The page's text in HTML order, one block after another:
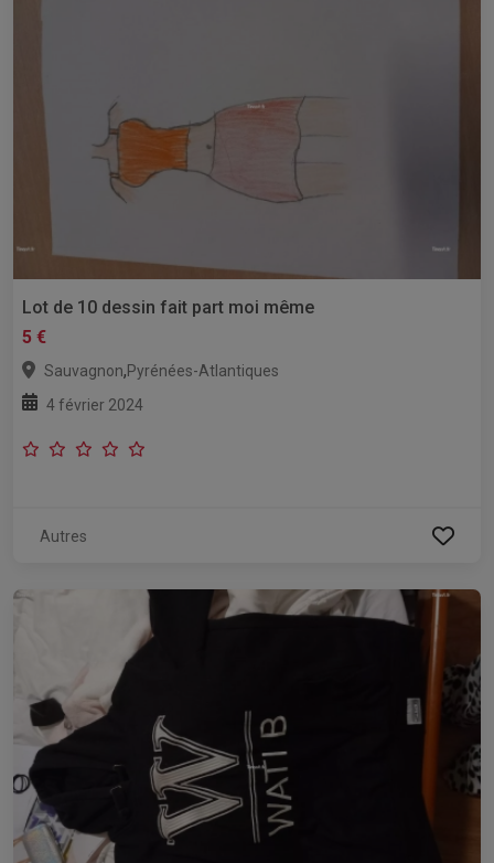
Lot de 10 dessin fait part moi même
5 €
Sauvagnon,Pyrénées-Atlantiques
4 février 2024
Autres